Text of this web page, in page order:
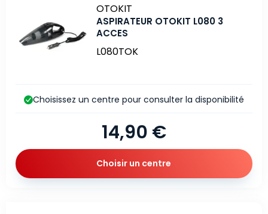
Marque
OTOKIT
ASPIRATEUR OTOKIT L080 3
ACCES
L080TOK
14,90 €
Choisissez un centre pour consulter la disponibilité
Choisir un centre